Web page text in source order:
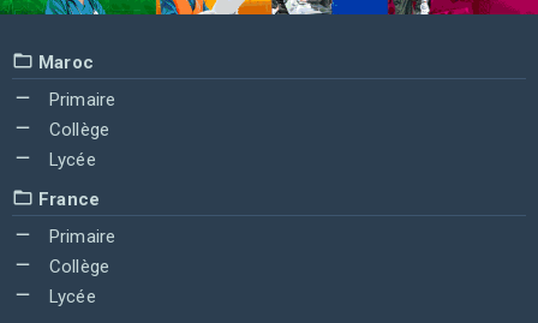
Maroc
Primaire
Collège
Lycée
France
Primaire
Collège
Lycée